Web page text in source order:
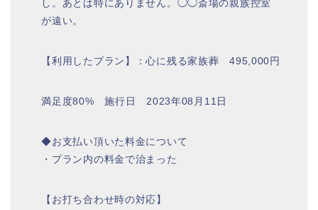
し。あとは特にありません。◯◯斎場の親族控室
が遠い。
【利用したプラン】：心に残る家族葬 495,000円
満足度80% 施行日 2023年08月11日
◆お支払い頂いた料金について
・プラン内の料金で治まった
【お打ち合わせ時の対応】